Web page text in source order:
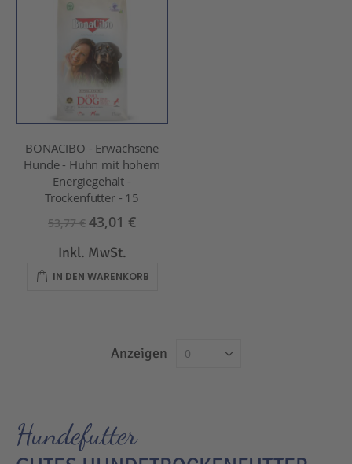
BONACIBO - Erwachsene
Hunde - Huhn mit hohem
Energiegehalt -
Trockenfutter - 15
53,77 € 43,01 €
Inkl. MwSt.
IN DEN WARENKORB
Anzeigen
Hundefutter